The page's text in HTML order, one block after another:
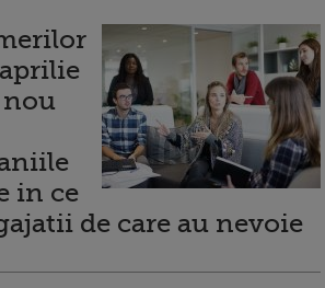
nou
in ce
de care au nevoie